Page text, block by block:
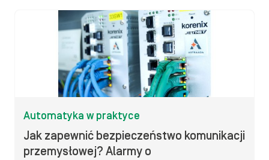
Automatyka w praktyce
Jak zapewnić bezpieczeństwo komunikacji
przemysłowej? Alarmy o